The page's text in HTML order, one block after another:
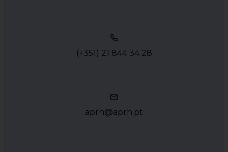
(+351) 21 844 34 28
aprh@aprh.pt